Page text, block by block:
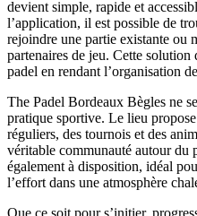
devient simple, rapide et
l’application, il est possible de
rejoindre une partie existante ou
partenaires de jeu. Cette solution
padel en rendant l’organisation
The Padel Bordeaux Bègles ne
pratique sportive. Le lieu
réguliers, des tournois et des
véritable communauté autour du
également à disposition, idéal
l’effort dans une atmosphère
Que ce soit pour s’initier,